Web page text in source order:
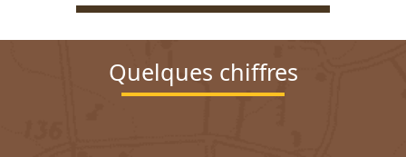
Quelques chiffres